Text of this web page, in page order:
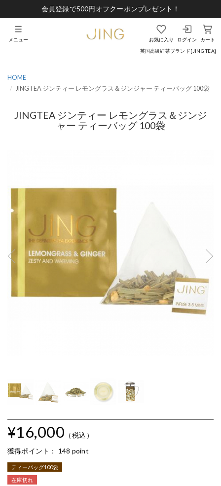
会員登録で500円オフクーポンプレゼント！
英国高級紅茶ブランド[JING TEA]
お気に入り ログイン カート
メニュー
HOME
JINGTEA ジンティー レモングラス＆ジンジャー ティーバッグ 100袋
JINGTEA ジンティー レモングラス＆ジンジ
ャー ティーバッグ 100袋
¥16,000 （税込）
獲得ポイント： 148 point
ティーバッグ100袋
在庫切れ